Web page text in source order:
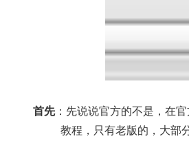
首先：先说说官方的不是，在
教程，只有老版的，大部